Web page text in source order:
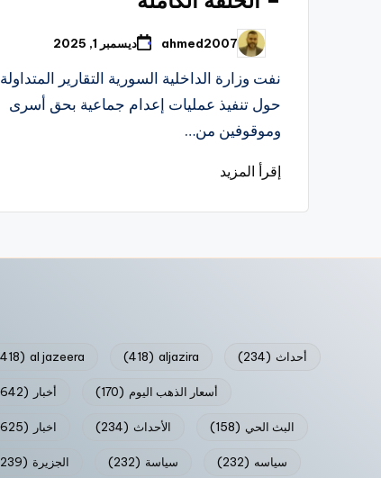
تمّ
النشر
بواسطة
ahmed2007 ديسمبر 1, 2025
نفت وزارة الداخلية السورية التقارير المتداولة
حول تنفيذ عمليات إعدام جماعية بحق أسرى
وموقوفين من…
إقرأ المزيد
al jazeera
(418) aljazira
(418) أحداث (234)
أخبار (642) أسعار الذهب اليوم (170)
اخبار (625) الأحداث (234) البث الحي (158)
الجزيرة (239) سياسة (232) سياسه (232)